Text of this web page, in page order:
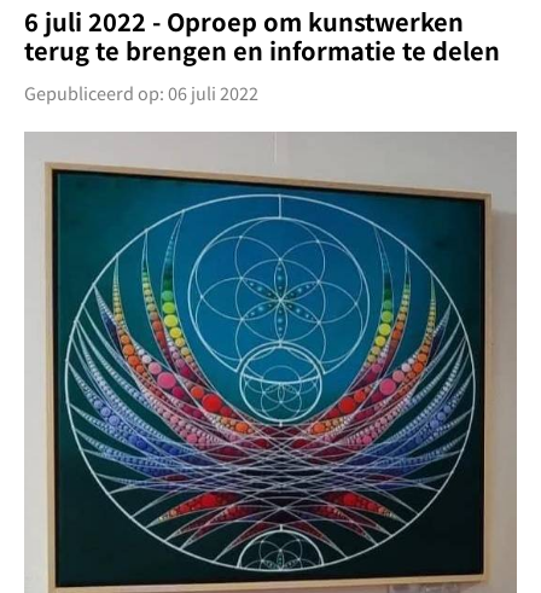
6 juli 2022 - Oproep om kunstwerken
terug te brengen en informatie te delen
Gepubliceerd op: 06 juli 2022